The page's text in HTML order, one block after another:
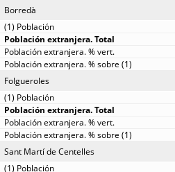
Borredà
Folgueroles
Sant Martí de Centelles